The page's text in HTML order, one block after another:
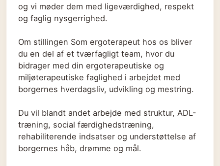
og vi møder dem med ligeværdighed, respekt
og faglig nysgerrighed.
Om stillingen Som ergoterapeut hos os bliver
du en del af et tværfagligt team, hvor du
bidrager med din ergoterapeutiske og
miljøterapeutiske faglighed i arbejdet med
borgernes hverdagsliv, udvikling og mestring.
Du vil blandt andet arbejde med struktur, ADL-
træning, social færdighedstræning,
rehabiliterende indsatser og understøttelse af
borgernes håb, drømme og mål.